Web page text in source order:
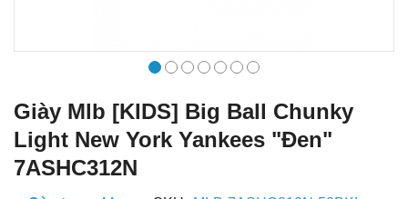
Giày Mlb [KIDS] Big Ball Chunky
Light New York Yankees "Đen"
7ASHC312N